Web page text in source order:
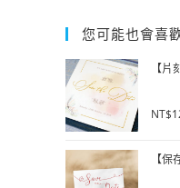
您可能也會喜
【
NT$
【